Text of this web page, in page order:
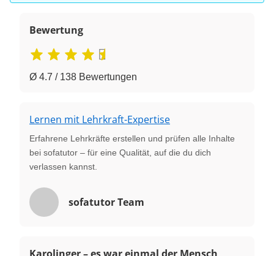
Bewertung
Ø 4.7 / 138 Bewertungen
Lernen mit Lehrkraft-Expertise
Erfahrene Lehrkräfte erstellen und prüfen alle Inhalte
bei sofatutor – für eine Qualität, auf die du dich
verlassen kannst.
sofatutor Team